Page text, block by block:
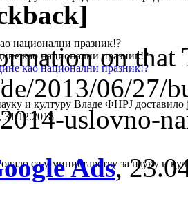
национални празник!?
као национални празник!?
као национални празник!?
и културу Владе ФНРЈ доставило
31.12.2018
се у министарству за науку и
on that
2013/06/27/
uslovno-
Ads,